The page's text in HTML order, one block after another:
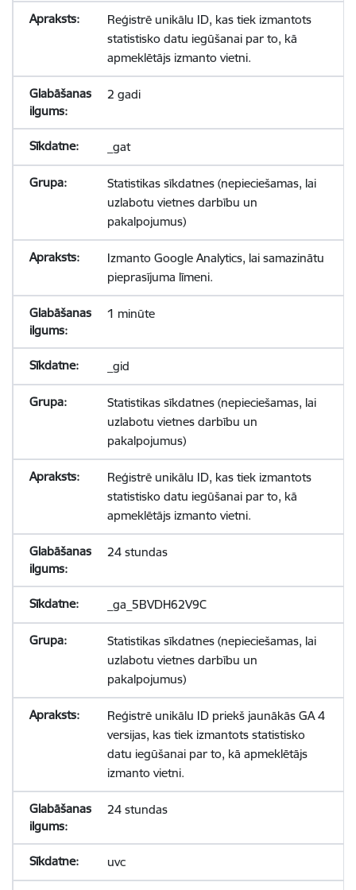
Reģistrē unikālu ID, kas tiek izmantots
statistisko datu iegūšanai par to, kā
apmeklētājs izmanto vietni.
2 gadi
_gat
Statistikas sīkdatnes (nepieciešamas, lai
uzlabotu vietnes darbību un
pakalpojumus)
Izmanto Google Analytics, lai samazinātu
pieprasījuma līmeni.
1 minūte
_gid
Statistikas sīkdatnes (nepieciešamas, lai
uzlabotu vietnes darbību un
pakalpojumus)
Reģistrē unikālu ID, kas tiek izmantots
statistisko datu iegūšanai par to, kā
apmeklētājs izmanto vietni.
24 stundas
_ga_5BVDH62V9C
Statistikas sīkdatnes (nepieciešamas, lai
uzlabotu vietnes darbību un
pakalpojumus)
Reģistrē unikālu ID priekš jaunākās GA 4
versijas, kas tiek izmantots statistisko
datu iegūšanai par to, kā apmeklētājs
izmanto vietni.
24 stundas
uvc